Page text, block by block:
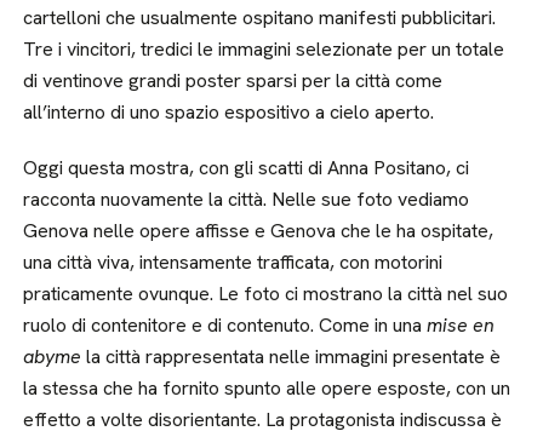
cartelloni che usualmente ospitano manifesti pubblicitari.
Tre i vincitori, tredici le immagini selezionate per un totale
di ventinove grandi poster sparsi per la città come
all’interno di uno spazio espositivo a cielo aperto.
Oggi questa mostra, con gli scatti di Anna Positano, ci
racconta nuovamente la città. Nelle sue foto vediamo
Genova nelle opere affisse e Genova che le ha ospitate,
una città viva, intensamente trafficata, con motorini
praticamente ovunque. Le foto ci mostrano la città nel suo
ruolo di contenitore e di contenuto. Come in unamise en
abyme la città rappresentata nelle immagini presentate è
la stessa che ha fornito spunto alle opere esposte, con un
effetto a volte disorientante. La protagonista indiscussa è